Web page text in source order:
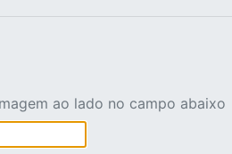
ao lado no campo abaixo